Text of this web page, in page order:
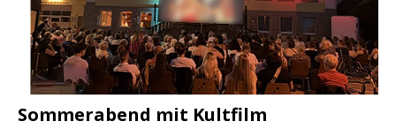
Sommerabend mit Kultfilm